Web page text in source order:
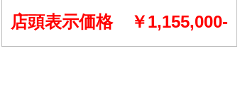
店頭表示価格 ￥1,155,000-